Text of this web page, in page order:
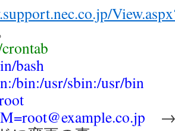
bash
bin:/usr/sbin:/usr/bin
→